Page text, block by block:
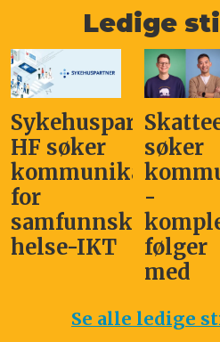
Ledige
Sykehuspartner
HF søker
for
samfunnskritisk
helse-IKT
søker
-
følger
med
Se alle ledige